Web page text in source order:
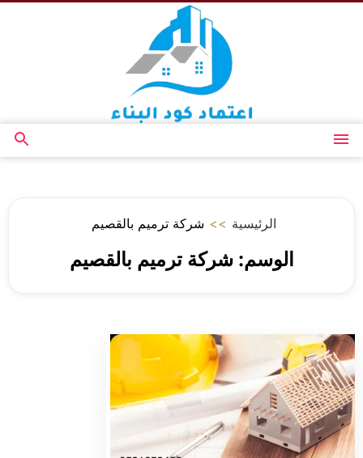
القائمة
بحث
الرئيسية >> شركة ترميم بالقصيم
الوسم:شركة ترميم بالقصيم